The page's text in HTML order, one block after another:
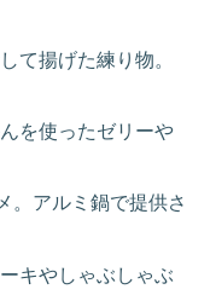
て揚げた練り物。
を使ったゼリーや
。アルミ鍋で提供さ
キやしゃぶしゃぶ